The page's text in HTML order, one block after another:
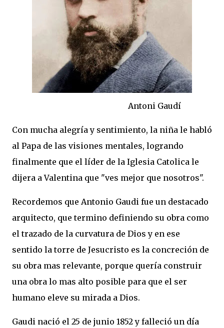
Antoni Gaudí
Con mucha alegría y sentimiento, la niña le habló
al Papa de las visiones mentales, logrando
finalmente que el líder de la Iglesia Catolica le
dijera a Valentina que "ves mejor que nosotros".
Recordemos que Antonio Gaudi fue un destacado
arquitecto, que termino definiendo su obra como
el trazado de la curvatura de Dios y en ese
sentido la torre de Jesucristo es la concreción de
su obra mas relevante, porque quería construir
una obra lo mas alto posible para que el ser
humano eleve su mirada a Dios.
Gaudi nació el 25 de junio 1852 y falleció un día